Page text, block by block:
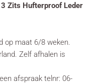
3 Zits Hufterproof Leder
op maat 6/8 weken.
Zelf afhalen is
afspraak telnr: 06-